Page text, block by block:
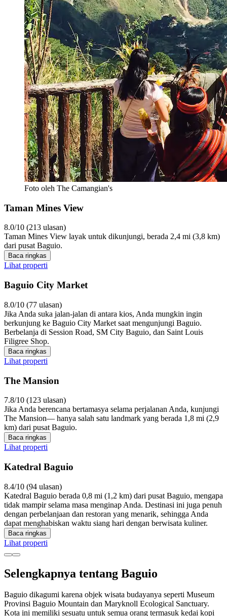
Foto oleh The Camangian's
Taman Mines View
8.0/10 (213 ulasan)
Taman Mines View layak untuk dikunjungi, berada 2,4 mi (3,8 km)
dari pusat Baguio.
Baca ringkas
Lihat properti
Baguio City Market
8.0/10 (77 ulasan)
Jika Anda suka jalan-jalan di antara kios, Anda mungkin ingin
berkunjung ke Baguio City Market saat mengunjungi Baguio.
Berbelanja di Session Road, SM City Baguio, dan Saint Louis
Filigree Shop.
Baca ringkas
Lihat properti
The Mansion
7.8/10 (123 ulasan)
Jika Anda berencana bertamasya selama perjalanan Anda, kunjungi
The Mansion— hanya salah satu landmark yang berada 1,8 mi (2,9
km) dari pusat Baguio.
Baca ringkas
Lihat properti
Katedral Baguio
8.4/10 (94 ulasan)
Katedral Baguio berada 0,8 mi (1,2 km) dari pusat Baguio, mengapa
tidak mampir selama masa menginap Anda. Destinasi ini juga penuh
dengan perbelanjaan dan restoran yang menarik, sehingga Anda
dapat menghabiskan waktu siang hari dengan berwisata kuliner.
Baca ringkas
Lihat properti
Selengkapnya tentang Baguio
Baguio dikagumi karena objek wisata budayanya seperti Museum
Provinsi Baguio Mountain dan Maryknoll Ecological Sanctuary.
Kota ini memiliki sesuatu untuk semua orang termasuk kedai kopi